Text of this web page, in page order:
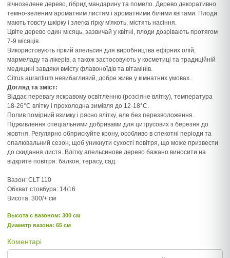
вічнозелене дерево, гібрид мандарину та помело. Дерево декоративно
темно-зеленим ароматним листям і ароматними білими квітами. Плоди
мають товсту шкірку і злегка гірку м'якоть, містять насіння.
Цвіте дерево один місяць, зазвичай у квітні, плоди дозрівають протягом
7-9 місяців.
Використовують гіркий апельсин для виробництва ефірних олій,
мармеладу та лікерів, а також застосовують у косметиці та традиційній
медицині завдяки вмісту флавоноїдів та вітамінів.
Citrus aurantium невибагливий, добре живе у кімнатних умовах.
Догляд та зміст:
Віддає перевагу яскравому освітленню (розсіяне влітку), температура
18-26°C влітку і прохолодна зимівля до 12-18°С.
Полив помірний взимку і рясно влітку, але без перезволоження.
Підживлення спеціальними добривами для цитрусових з березня до
жовтня. Регулярно обприскуйте крону, особливо в спекотні періоди та
опалювальний сезон, щоб уникнути сухості повітря, що може призвести
до скидання листя. Влітку апельсинове дерево бажано виносити на
відкрите повітря: балкон, терасу, сад.
Вазон: CLT 110
Обхват стовбура: 14/16
Висота: 300/+ см
Высота c вазоном: 300 см
Диаметр вазона: 65 см
Коментарі